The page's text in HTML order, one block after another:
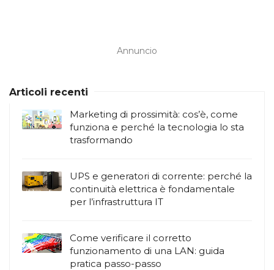
Annuncio
Articoli recenti
Marketing di prossimità: cos’è, come
funziona e perché la tecnologia lo sta
trasformando
UPS e generatori di corrente: perché la
continuità elettrica è fondamentale
per l’infrastruttura IT
Come verificare il corretto
funzionamento di una LAN: guida
pratica passo-passo